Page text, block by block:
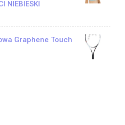
NIEBIESKI
Graphene Touch